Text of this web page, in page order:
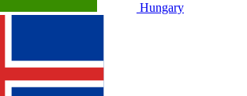
Hungary